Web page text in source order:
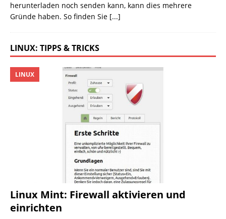
herunterladen noch senden kann, kann dies mehrere
Gründe haben. So finden Sie [...]
LINUX: TIPPS & TRICKS
Linux Mint: Firewall aktivieren und
einrichten
LINUX